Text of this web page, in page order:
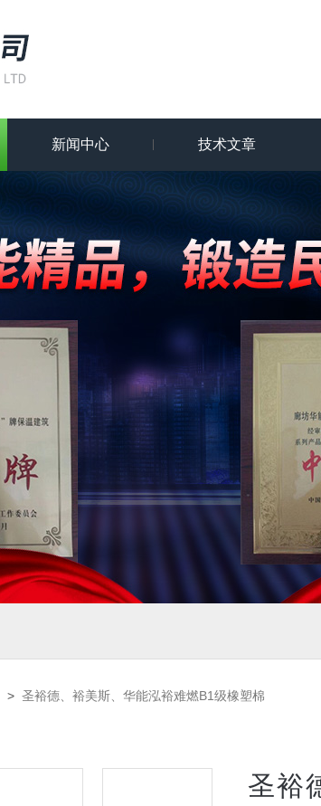
新闻中心 技术文章
> 圣裕德、裕美斯、华能泓裕难燃B1级橡塑棉
圣裕